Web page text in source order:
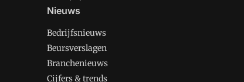
Nieuws
Bedrijfsnieuws
Beursverslagen
Branchenieuws
Cijfers & trends